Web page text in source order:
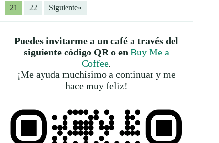
21
22 Siguiente»
Puedes invitarme a un café a través del
siguiente código QR o en Buy Me a
Coffee.
¡Me ayuda muchísimo a continuar y me
hace muy feliz!